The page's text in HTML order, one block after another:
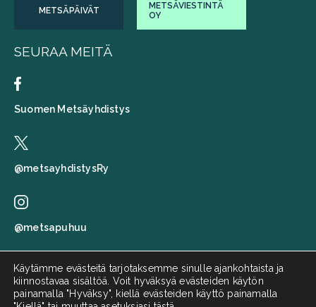
METSÄPÄIVÄT
METSÄVIESTINTÄ
OY
SEURAA MEITÄ
Suomen Metsäyhdistys
@metsayhdistysRy
@metsapuhuu
Suomen metsäyhdistys
Käytämme evästeitä tarjotaksemme sinulle ajankohtaista ja
kiinnostavaa sisältöä. Voit hyväksyä evästeiden käytön
painamalla "Hyväksy", kiellä evästeiden käyttö painamalla